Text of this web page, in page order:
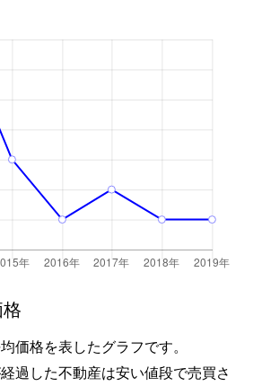
価格を表したグラフです。
過した不動産は安い値段で売買さ